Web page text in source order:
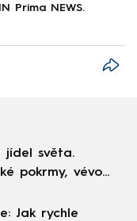
Prima NEWS.
jídel světa.
pokrmy, vévodí
Jak rychle